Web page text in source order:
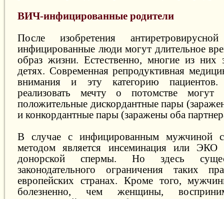
ВИЧ-инфицированные родители
После изобретения
инфицированные люди могут длительное
образ жизни. Естественно, многие из них
детях. Современная репродуктивная
внимания и эту категорию
реализовать мечту о потомстве
положительные дискордантные пары
и конкордантные пары (заражены оба
В случае с инфицированным мужчиной
методом является инсеминация или ЭКО
донорской спермы. Но здесь
законодательного ограничения таких
европейских странах. Кроме того,
болезненно, чем женщины,